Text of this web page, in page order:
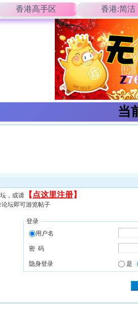
香港高手区 香港:简洁
当
，或请 【 点这里注册】
坛即可游览帖子
登录
用户名
密 码
隐身登录 是